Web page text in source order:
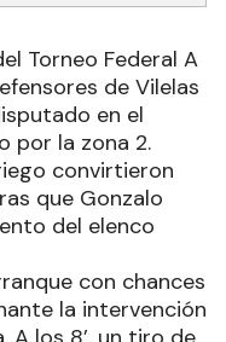
Torneo Federal A
de Vilelas
en el
por la zona 2.
convirtieron
que Gonzalo
del elenco
con chances
la intervención